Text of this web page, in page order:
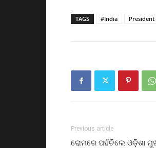
TAGS #India President
Previous article
ରୋମରେ ପହଁଚିଲେ ଓଡ଼ିଶା